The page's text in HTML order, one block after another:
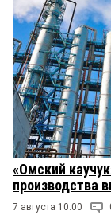
«Омский
производства
7 августа 10:00